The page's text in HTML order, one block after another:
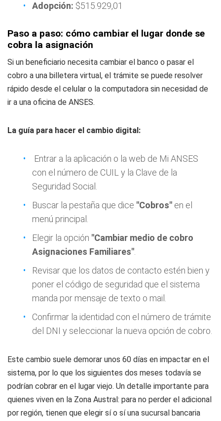
Adopción: $515.929,01
Paso a paso: cómo cambiar el lugar donde se
cobra la asignación
Si un beneficiario necesita cambiar el banco o pasar el
cobro a una billetera virtual, el trámite se puede resolver
rápido desde el celular o la computadora sin necesidad de
ir a una oficina de ANSES.
La guía para hacer el cambio digital:
Entrar a la aplicación o la web de Mi ANSES
con el número de CUIL y la Clave de la
Seguridad Social.
Buscar la pestaña que dice "Cobros" en el
menú principal.
Elegir la opción "Cambiar medio de cobro
Asignaciones Familiares"
Revisar que los datos de contacto estén bien y
poner el código de seguridad que el sistema
manda por mensaje de texto o mail.
Confirmar la identidad con el número de trámite
del DNI y seleccionar la nueva opción de cobro.
Este cambio suele demorar unos 60 días en impactar en el
sistema, por lo que los siguientes dos meses todavía se
podrían cobrar en el lugar viejo. Un detalle importante para
quienes viven en la Zona Austral: para no perder el adicional
por región, tienen que elegir sí o sí una sucursal bancaria